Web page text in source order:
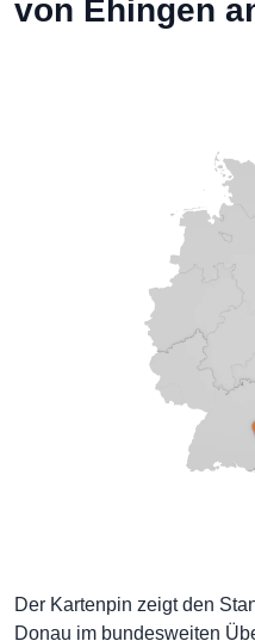
von Ehingen
Der Kartenpin zeigt den
Donau im bundesweiten